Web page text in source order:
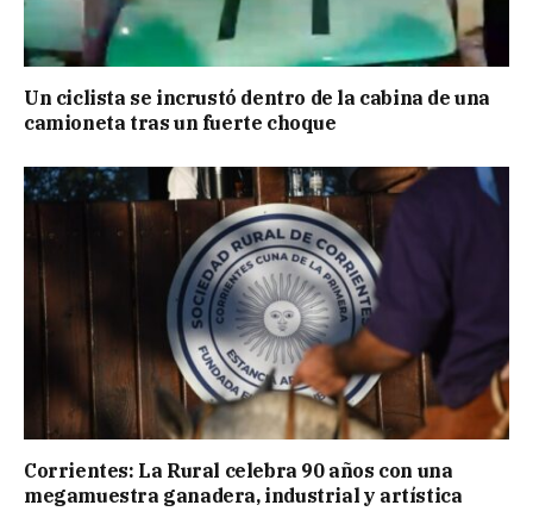
Un ciclista se incrustó dentro de la cabina de una
camioneta tras un fuerte choque
Corrientes: La Rural celebra 90 años con una
megamuestra ganadera, industrial y artística